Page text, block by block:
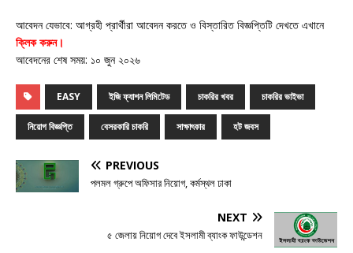
আবেদন যেভাবে: আগ্রহী প্রার্থীরা আবেদন করতে ও বিস্তারিত বিজ্ঞপ্তিটি দেখতে এখানে
ক্লিক করুন।
আবেদনের শেষ সময়: ১০ জুন ২০২৬
EASY ইজি ফ্যাশন লিমিটেড চাকরির খবর চাকরির ভাইভা
নিয়োগ বিজ্ঞপ্তি বেসরকারি চাকরি সাক্ষাৎকার হট জবস
PREVIOUS
পলমল গ্রুপে অফিসার নিয়োগ, কর্মস্থল ঢাকা
NEXT
৫ জেলায় নিয়োগ দেবে ইসলামী ব্যাংক ফাউন্ডেশন